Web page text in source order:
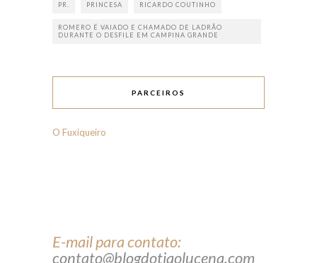
PR. PRINCESA RICARDO COUTINHO
ROMERO É VAIADO E CHAMADO DE LADRÃO
DURANTE O DESFILE EM CAMPINA GRANDE
PARCEIROS
O Fuxiqueiro
E-mail para contato:
contato@blogdotiaolucena.com